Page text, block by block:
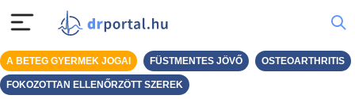
A BETEG GYERMEK JOGAI FÜSTMENTES JÖVŐ OSTEOARTHRITIS
FOKOZOTTAN ELLENŐRZÖTT SZEREK